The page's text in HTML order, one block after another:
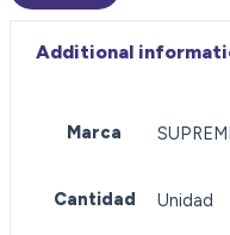
Additional
Marca
Cantidad Unidad